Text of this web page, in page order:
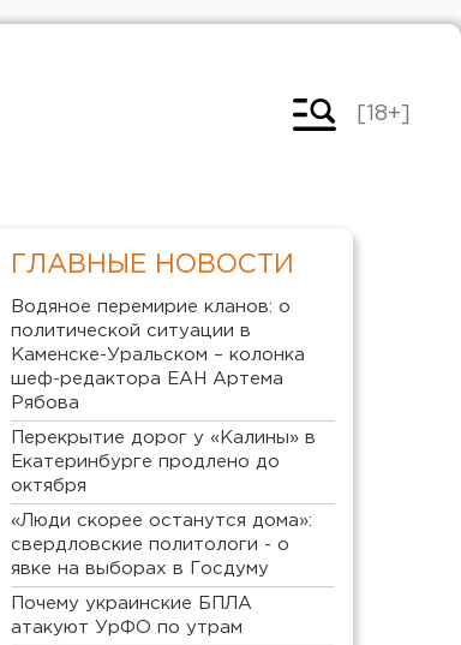
[18+]
ГЛАВНЫЕ НОВОСТИ
Водяное перемирие кланов: о
политической ситуации в
Каменске-Уральском – колонка
шеф-редактора ЕАН Артема
Рябова
Перекрытие дорог у «Калины» в
Екатеринбурге продлено до
октября
«Люди скорее останутся дома»:
свердловские политологи - о
явке на выборах в Госдуму
Почему украинские БПЛА
атакуют УрФО по утрам